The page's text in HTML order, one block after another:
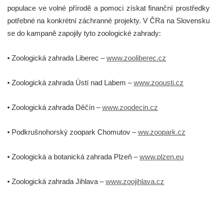
populace ve volné přírodě a pomoci získat finanční prostředky
potřebné na konkrétní záchranné projekty. V ČRa na Slovensku
se do kampaně zapojily tyto zoologické zahrady:
• Zoologická zahrada Liberec –www.zooliberec.cz
• Zoologická zahrada Ústí nad Labem –www.zoousti.cz
• Zoologická zahrada Děčín –www.zoodecin.cz
• Podkrušnohorský zoopark Chomutov –ww.zoopark.cz
• Zoologická a botanická zahrada Plzeň –www.plzen.eu
• Zoologická zahrada Jihlava –www.zoojihlava.cz